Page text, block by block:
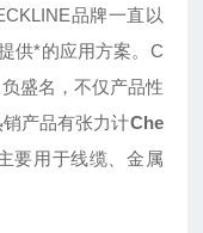
品牌一直以
供*的应用方案。C
盛名，不仅产品性
产品有张力计Che
要用于线缆、金属